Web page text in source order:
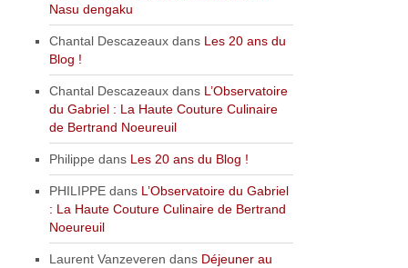
Nasu dengaku
Chantal Descazeaux dans Les 20 ans du
Blog !
Chantal Descazeaux dans L’Observatoire
du Gabriel : La Haute Couture Culinaire
de Bertrand Noeureuil
Philippe dans Les 20 ans du Blog !
PHILIPPE dans L’Observatoire du Gabriel
: La Haute Couture Culinaire de Bertrand
Noeureuil
Laurent Vanzeveren dans Déjeuner au